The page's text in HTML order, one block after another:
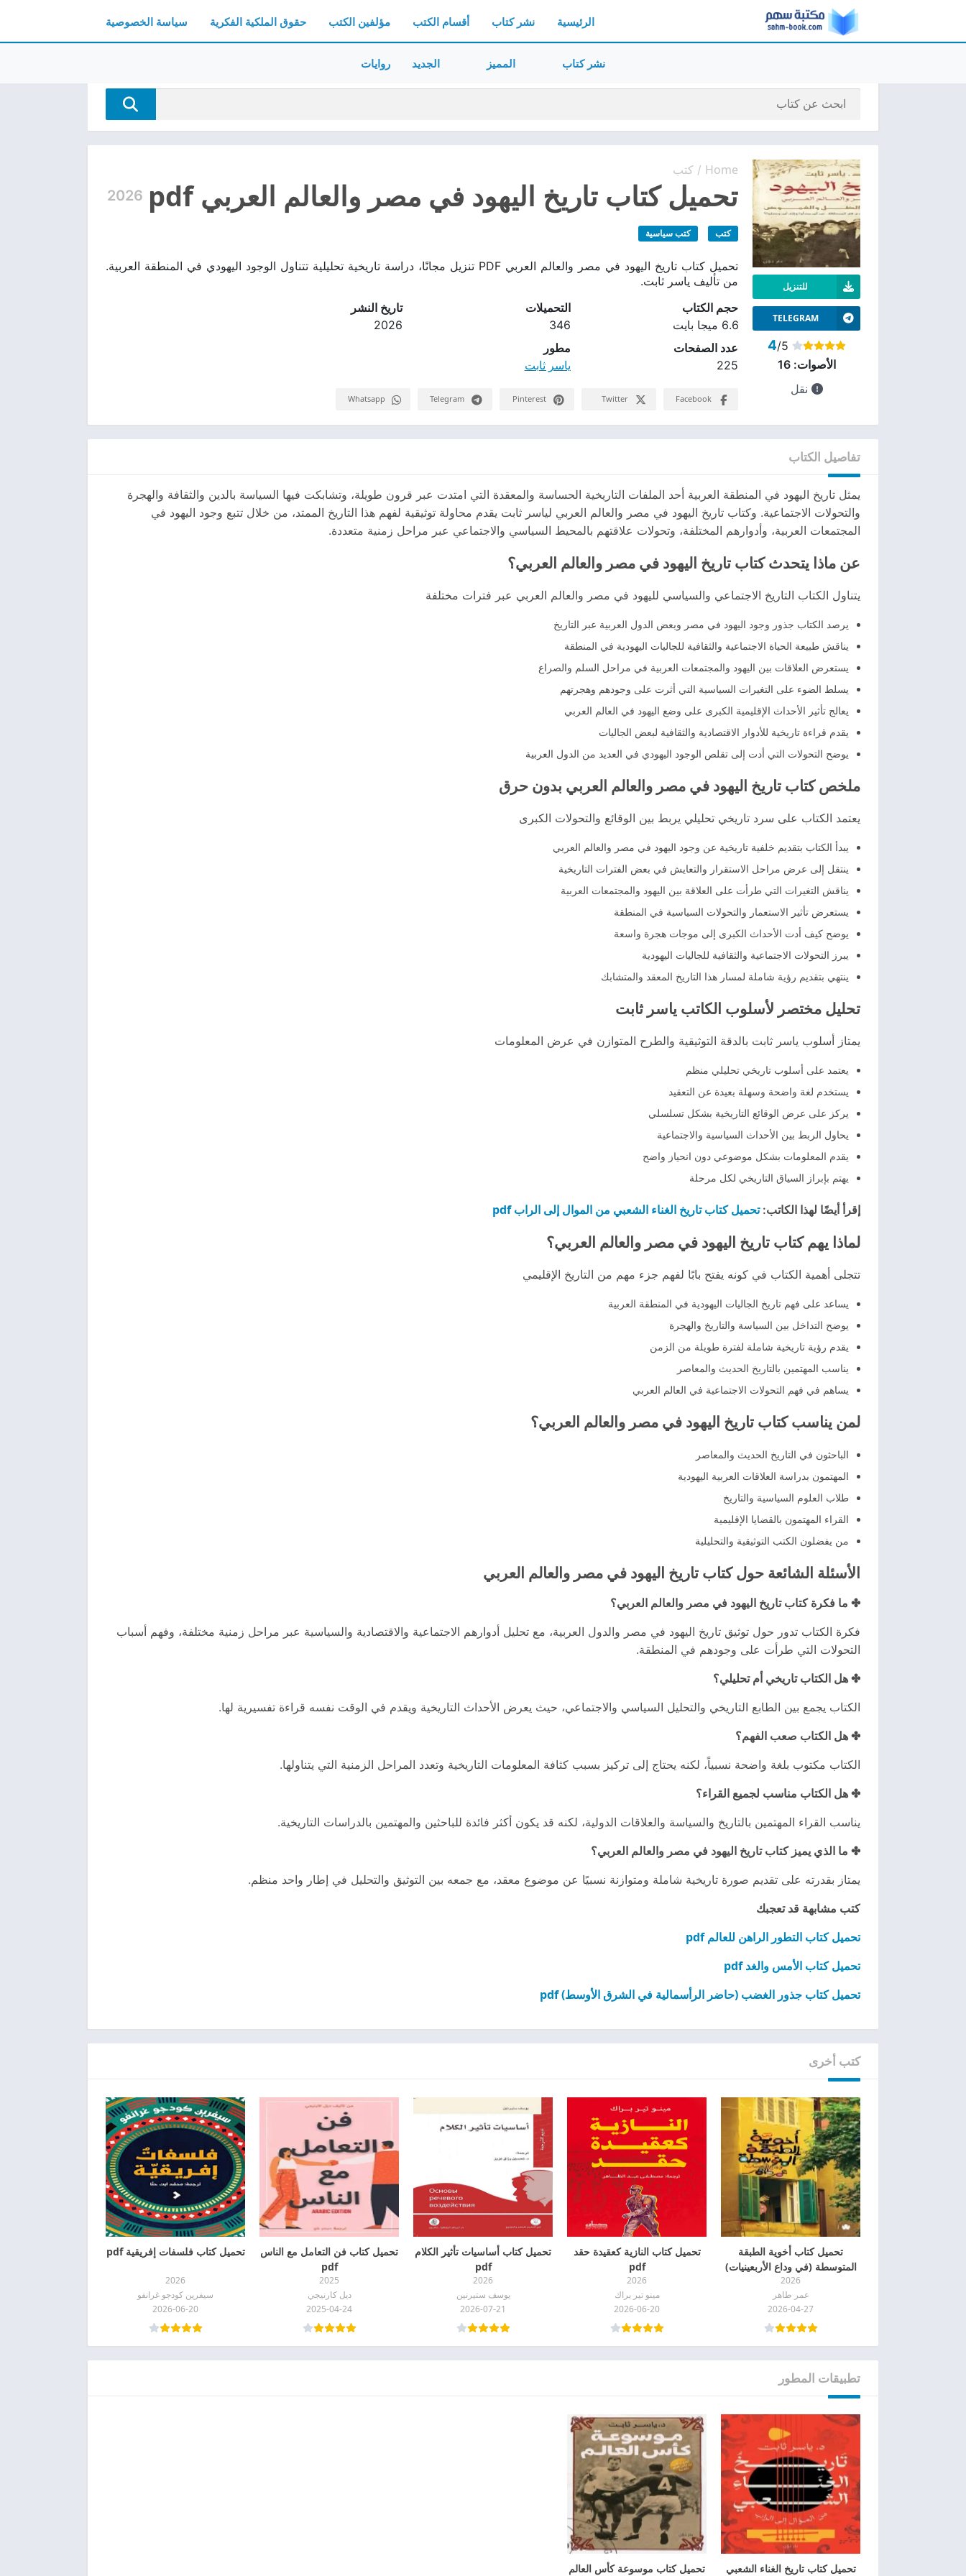
الرئيسية نشر كتاب أقسام الكتب مؤلفين الكتب حقوق الملكية الفكرية سياسة الخصوصية
نشر كتاب المميز الجديد روايات
Home
/ كتب
تحميل كتاب تاريخ اليهود في مصر والعالم العربي pdf 2026
كتب كتب سياسية
تحميل كتاب تاريخ اليهود في مصر والعالم العربي PDF تنزيل مجانًا، دراسة تاريخية تحليلية تتناول الوجود اليهودي في المنطقة العربية.
من تأليف ياسر ثابت.
للتنزيل
TELEGRAM
4/5
الأصوات:16
نقل
حجم الكتاب
6.6 ميجا بايت
التحميلات
346
تاريخ النشر
2026
عدد الصفحات
225
مطور
ياسر ثابت
Facebook
Twitter
Pinterest
Telegram
Whatsapp
تفاصيل الكتاب
يمثل تاريخ اليهود في المنطقة العربية أحد الملفات التاريخية الحساسة والمعقدة التي امتدت عبر قرون طويلة، وتشابكت فيها السياسة بالدين والثقافة والهجرة
والتحولات الاجتماعية. وكتاب تاريخ اليهود في مصر والعالم العربي لياسر ثابت يقدم محاولة توثيقية لفهم هذا التاريخ الممتد، من خلال تتبع وجود اليهود في
المجتمعات العربية، وأدوارهم المختلفة، وتحولات علاقتهم بالمحيط السياسي والاجتماعي عبر مراحل زمنية متعددة.
عن ماذا يتحدث كتاب تاريخ اليهود في مصر والعالم العربي؟
يتناول الكتاب التاريخ الاجتماعي والسياسي لليهود في مصر والعالم العربي عبر فترات مختلفة
يرصد الكتاب جذور وجود اليهود في مصر وبعض الدول العربية عبر التاريخ
يناقش طبيعة الحياة الاجتماعية والثقافية للجاليات اليهودية في المنطقة
يستعرض العلاقات بين اليهود والمجتمعات العربية في مراحل السلم والصراع
يسلط الضوء على التغيرات السياسية التي أثرت على وجودهم وهجرتهم
يعالج تأثير الأحداث الإقليمية الكبرى على وضع اليهود في العالم العربي
يقدم قراءة تاريخية للأدوار الاقتصادية والثقافية لبعض الجاليات
يوضح التحولات التي أدت إلى تقلص الوجود اليهودي في العديد من الدول العربية
ملخص كتاب تاريخ اليهود في مصر والعالم العربي بدون حرق
يعتمد الكتاب على سرد تاريخي تحليلي يربط بين الوقائع والتحولات الكبرى
يبدأ الكتاب بتقديم خلفية تاريخية عن وجود اليهود في مصر والعالم العربي
ينتقل إلى عرض مراحل الاستقرار والتعايش في بعض الفترات التاريخية
يناقش التغيرات التي طرأت على العلاقة بين اليهود والمجتمعات العربية
يستعرض تأثير الاستعمار والتحولات السياسية في المنطقة
يوضح كيف أدت الأحداث الكبرى إلى موجات هجرة واسعة
يبرز التحولات الاجتماعية والثقافية للجاليات اليهودية
ينتهي بتقديم رؤية شاملة لمسار هذا التاريخ المعقد والمتشابك
تحليل مختصر لأسلوب الكاتب ياسر ثابت
يمتاز أسلوب ياسر ثابت بالدقة التوثيقية والطرح المتوازن في عرض المعلومات
يعتمد على أسلوب تاريخي تحليلي منظم
يستخدم لغة واضحة وسهلة بعيدة عن التعقيد
يركز على عرض الوقائع التاريخية بشكل تسلسلي
يحاول الربط بين الأحداث السياسية والاجتماعية
يقدم المعلومات بشكل موضوعي دون انحياز واضح
يهتم بإبراز السياق التاريخي لكل مرحلة
إقرأ أيضًا لهذا الكاتب:تحميل كتاب تاريخ الغناء الشعبي من الموال إلى الراب pdf
لماذا يهم كتاب تاريخ اليهود في مصر والعالم العربي؟
تتجلى أهمية الكتاب في كونه يفتح بابًا لفهم جزء مهم من التاريخ الإقليمي
يساعد على فهم تاريخ الجاليات اليهودية في المنطقة العربية
يوضح التداخل بين السياسة والتاريخ والهجرة
يقدم رؤية تاريخية شاملة لفترة طويلة من الزمن
يناسب المهتمين بالتاريخ الحديث والمعاصر
يساهم في فهم التحولات الاجتماعية في العالم العربي
لمن يناسب كتاب تاريخ اليهود في مصر والعالم العربي؟
الباحثون في التاريخ الحديث والمعاصر
المهتمون بدراسة العلاقات العربية اليهودية
طلاب العلوم السياسية والتاريخ
القراء المهتمون بالقضايا الإقليمية
من يفضلون الكتب التوثيقية والتحليلية
الأسئلة الشائعة حول كتاب تاريخ اليهود في مصر والعالم العربي
✤ ما فكرة كتاب تاريخ اليهود في مصر والعالم العربي؟
فكرة الكتاب تدور حول توثيق تاريخ اليهود في مصر والدول العربية، مع تحليل أدوارهم الاجتماعية والاقتصادية والسياسية عبر مراحل زمنية مختلفة، وفهم أسباب
التحولات التي طرأت على وجودهم في المنطقة.
✤ هل الكتاب تاريخي أم تحليلي؟
الكتاب يجمع بين الطابع التاريخي والتحليل السياسي والاجتماعي، حيث يعرض الأحداث التاريخية ويقدم في الوقت نفسه قراءة تفسيرية لها.
✤ هل الكتاب صعب الفهم؟
الكتاب مكتوب بلغة واضحة نسبياً، لكنه يحتاج إلى تركيز بسبب كثافة المعلومات التاريخية وتعدد المراحل الزمنية التي يتناولها.
✤ هل الكتاب مناسب لجميع القراء؟
يناسب القراء المهتمين بالتاريخ والسياسة والعلاقات الدولية، لكنه قد يكون أكثر فائدة للباحثين والمهتمين بالدراسات التاريخية.
✤ ما الذي يميز كتاب تاريخ اليهود في مصر والعالم العربي؟
يمتاز بقدرته على تقديم صورة تاريخية شاملة ومتوازنة نسبيًا عن موضوع معقد، مع جمعه بين التوثيق والتحليل في إطار واحد منظم.
كتب مشابهة قد تعجبك
تحميل كتاب التطور الراهن للعالم pdf
تحميل كتاب الأمس والغد pdf
تحميل كتاب جذور الغضب (حاضر الرأسمالية في الشرق الأوسط) pdf
كتب أخرى
تحميل كتاب أخوية الطبقة
المتوسطة (في وداع الأربعينيات)
pdf
2026
عمر طاهر
2026-04-27
تحميل كتاب النازية كعقيدة حقد
pdf
2026
مينو تير براك
2026-06-20
تحميل كتاب أساسيات تأثير الكلام
pdf
2026
يوسف ستيرنين
2026-07-21
تحميل كتاب فن التعامل مع الناس
pdf
2025
ديل كارنيجي
2025-04-24
تحميل كتاب فلسفات إفريقية pdf
2026
سيفرين كودجو غرانفو
2026-06-20
تطبيقات المطور
تحميل كتاب تاريخ الغناء الشعبي تحميل كتاب موسوعة كأس العالم